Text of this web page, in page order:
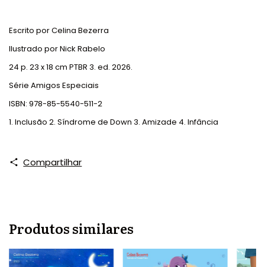
Escrito por Celina Bezerra
Ilustrado por Nick Rabelo
24 p. 23 x 18 cm PTBR 3. ed. 2026.
Série Amigos Especiais
ISBN: 978-85-5540-511-2
1. Inclusão 2. Síndrome de Down 3. Amizade 4. Infância
Compartilhar
Produtos similares